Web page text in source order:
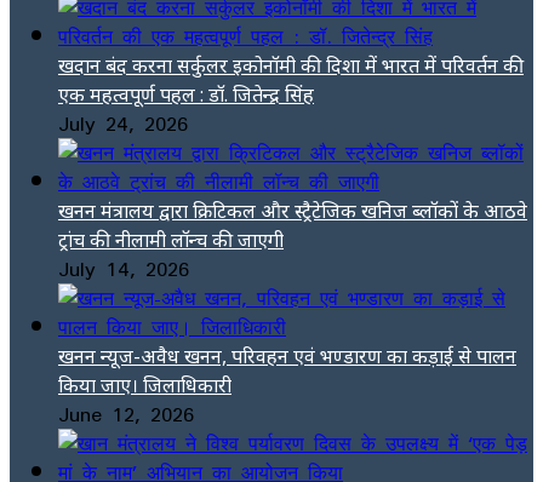
खदान बंद करना सर्कुलर इकोनॉमी की दिशा में भारत में परिवर्तन की
एक महत्वपूर्ण पहल : डॉ. जितेन्द्र सिंह
July 24, 2026
खनन मंत्रालय द्वारा क्रिटिकल और स्ट्रैटेजिक खनिज ब्लॉकों के आठवे
ट्रांच की नीलामी लॉन्च की जाएगी
July 14, 2026
खनन न्यूज-अवैध खनन, परिवहन एवं भण्डारण का कड़ाई से पालन
किया जाए। जिलाधिकारी
June 12, 2026